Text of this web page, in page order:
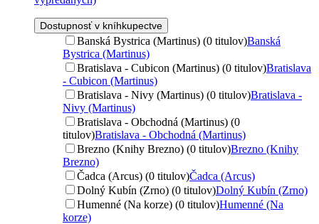
Dostupnosť v kníhkupectve
Banská Bystrica (Martinus) (0 titulov)Banská
Bystrica (Martinus)
Bratislava - Cubicon (Martinus) (0 titulov)Bratislava
- Cubicon (Martinus)
Bratislava - Nivy (Martinus) (0 titulov)Bratislava -
Nivy (Martinus)
Bratislava - Obchodná (Martinus) (0
titulov)Bratislava - Obchodná (Martinus)
Brezno (Knihy Brezno) (0 titulov)Brezno (Knihy
Brezno)
Čadca (Arcus) (0 titulov)Čadca (Arcus)
Dolný Kubín (Zrno) (0 titulov)Dolný Kubín (Zrno)
Humenné (Na korze) (0 titulov)Humenné (Na
korze)